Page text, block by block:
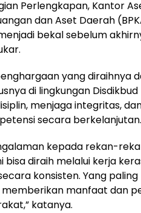
Perlengkapan, Kantor
dan Aset Daerah
bekal sebelum
yang diraihnya
di lingkungan
menjaga integritas,
secara berkelanjutan.
kepada rekan-
diraih melalui kerja
konsisten. Yang
manfaat dan
katanya.